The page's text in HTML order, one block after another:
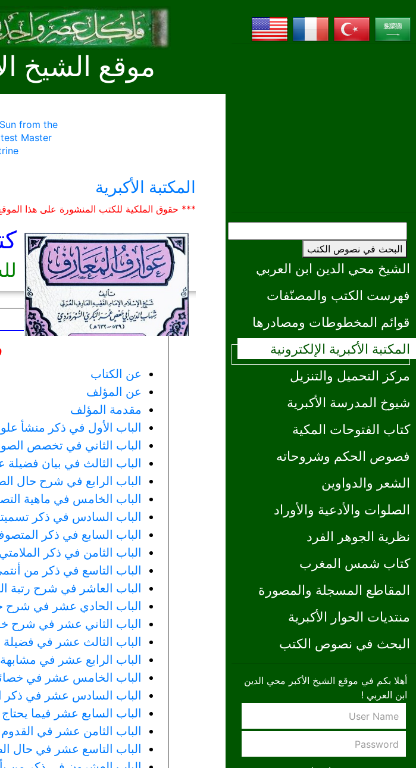
البحث في نصوص الكتب
الشيخ محي الدين ابن العربي
فهرست الكتب والمصنّفات
قوائم المخطوطات ومصادرها
المكتبة الأكبرية الإلكترونية
مركز التحميل والتنزيل
شيوخ المدرسة الأكبرية
كتاب الفتوحات المكية
فصوص الحكم وشروحاته
الشعر والدواوين
الصلوات والأدعية والأوراد
نظرية الجوهر الفرد
كتاب شمس المغرب
المقاطع المسجلة والمصورة
منتديات الحوار الأكبرية
البحث في نصوص الكتب
أهلا بكم في موقع الشيخ الأكبر محي الدين
ابن العربي !
موقع الشيخ
from the
Master
المكتبة الأكبرية
*** حقوق الملكية للكتب المنشورة على هذا
عن الكتاب
عن المؤلف
مقدمة المؤلف
الباب الأول في ذكر منشأ
الباب الثاني في تخصص
الباب الثالث في بيان فضيلة
الباب الرابع في شرح حال
الباب الخامس في ماهية
الباب السادس في ذكر
الباب السابع في ذكر
الباب الثامن في ذكر
الباب التاسع في ذكر من
الباب العاشر في شرح رتبة
الباب الحادي عشر في شرح
الباب الثاني عشر في شرح
الباب الثالث عشر في
الباب الرابع عشر في
الباب الخامس عشر في
الباب السادس عشر في ذكر
الباب السابع عشر فيما
الباب الثامن عشر في
الباب التاسع عشر في حال